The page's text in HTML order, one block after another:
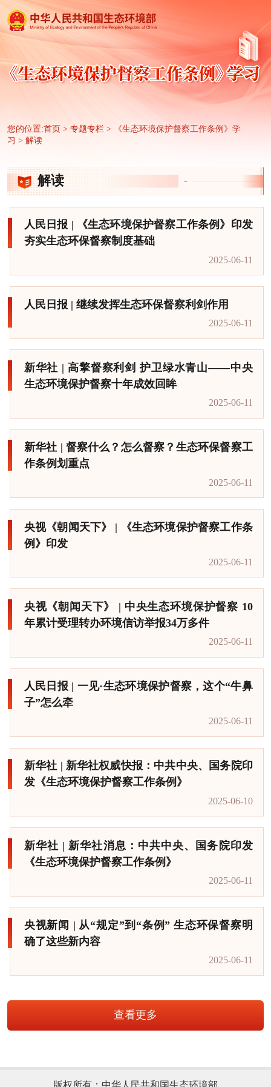
您的位置:首页> 专题专栏>
《生态环境保护督察工作条例》学
习 > 解读
解读
人民日报 | 《生态环境保护督察工作条例》印发
夯实生态环保督察制度基础
2025-06-11
人民日报 | 继续发挥生态环保督察利剑作用
2025-06-11
新华社 | 高擎督察利剑 护卫绿水青山——中央
生态环境保护督察十年成效回眸
2025-06-11
新华社 | 督察什么？怎么督察？生态环保督察工
作条例划重点
2025-06-11
央视《朝闻天下》 | 《生态环境保护督察工作条
例》印发
2025-06-11
央视《朝闻天下》 | 中央生态环境保护督察 10
年累计受理转办环境信访举报34万多件
2025-06-11
人民日报 | 一见·生态环境保护督察，这个“牛鼻
子”怎么牵
2025-06-11
新华社 | 新华社权威快报：中共中央、国务院印
发《生态环境保护督察工作条例》
2025-06-10
新华社 | 新华社消息：中共中央、国务院印发
《生态环境保护督察工作条例》
2025-06-11
央视新闻 | 从“规定”到“条例” 生态环保督察明
确了这些新内容
2025-06-11
查看更多